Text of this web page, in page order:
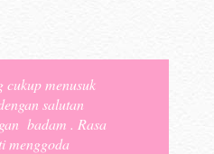
cukup menusuk
salutan
badam . Rasa
menggoda